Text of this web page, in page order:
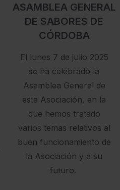
ASAMBLEA GENERAL
DE SABORES DE
CÓRDOBA
El lunes 7 de julio 2025
se ha celebrado la
Asamblea General de
esta Asociación, en la
que hemos tratado
varios temas relativos al
buen funcionamiento de
la Asociación y a su
futuro.